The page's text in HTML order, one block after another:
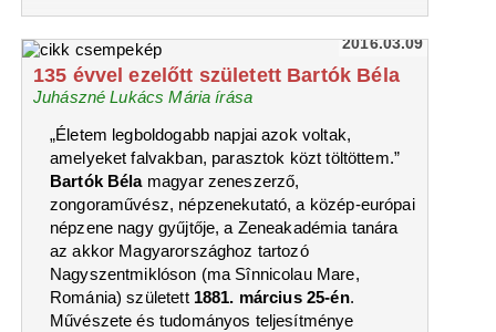
2016.03.09
135 évvel ezelőtt született Bartók Béla
Juhászné Lukács Mária írása
„Életem legboldogabb napjai azok voltak,
amelyeket falvakban, parasztok közt töltöttem.”
Bartók Bélamagyar zeneszerző,
zongoraművész, népzenekutató, a közép-európai
népzene nagy gyűjtője, a Zeneakadémia tanára
az akkor Magyarországhoz tartozó
Nagyszentmiklóson (ma Sînnicolau Mare,
Románia) született 1881. március 25-én.
Művészete és tudományos teljesítménye